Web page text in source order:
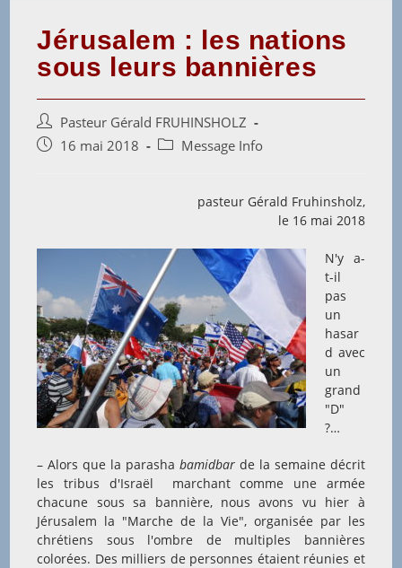
Jérusalem : les nations
sous leurs bannières
Auteur/autrice
de
Pasteur Gérald FRUHINSHOLZ
Post16 mai 2018
PostMessage Info
pasteur Gérald Fruhinsholz,
le 16 mai 2018
N'y a-
t-il
pas
un
hasar
d avec
un
grand
"D"
?…
– Alors que la parasha bamidbarde la semaine décrit
les tribus d'Israël marchant comme une armée
chacune sous sa bannière, nous avons vu hier à
Jérusalem la "Marche de la Vie", organisée par les
chrétiens sous l'ombre de multiples bannières
colorées. Des milliers de personnes étaient réunies et